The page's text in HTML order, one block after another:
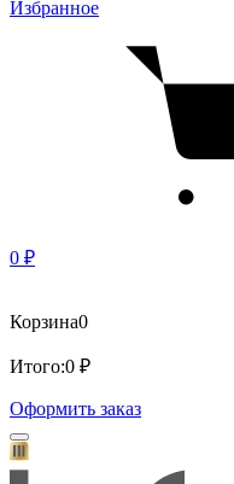
Избранное
0 ₽
Корзина0
Итого:0 ₽
Оформить заказ